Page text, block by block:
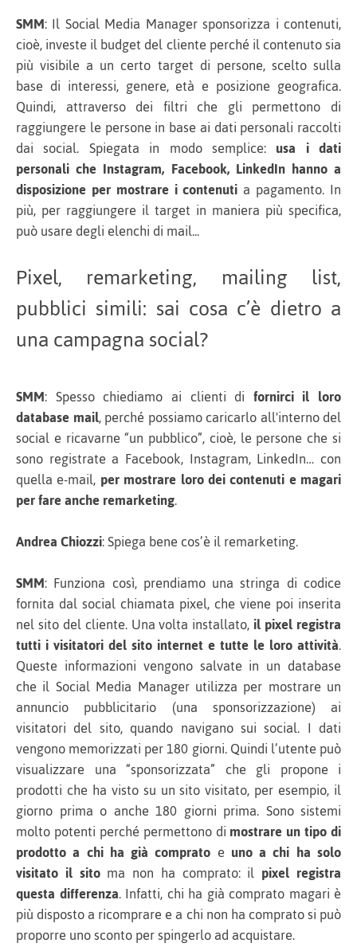
SMM: Il Social Media Manager sponsorizza i contenuti,
cioè, investe il budget del cliente perché il contenuto sia
più visibile a un certo target di persone, scelto sulla
base di interessi, genere, età e posizione geografica.
Quindi, attraverso dei filtri che gli permettono di
raggiungere le persone in base ai dati personali raccolti
dai social. Spiegata in modo semplice: usa i dati
personali che Instagram, Facebook, LinkedIn hanno a
disposizione per mostrare i contenuti a pagamento. In
più, per raggiungere il target in maniera più specifica,
può usare degli elenchi di mail...
Pixel, remarketing, mailing list,
pubblici simili: sai cosa c’è dietro a
una campagna social?
SMM: Spesso chiediamo ai clienti di fornirci il loro
database mail, perché possiamo caricarlo all'interno del
social e ricavarne “un pubblico”, cioè, le persone che si
sono registrate a Facebook, Instagram, LinkedIn… con
quella e-mail, per mostrare loro dei contenuti e magari
per fare anche remarketing.
Andrea Chiozzi: Spiega bene cos’è il remarketing.
SMM: Funziona così, prendiamo una stringa di codice
fornita dal social chiamata pixel, che viene poi inserita
nel sito del cliente. Una volta installato,il pixel registra
tutti i visitatori del sito internet e tutte le loro attività.
Queste informazioni vengono salvate in un database
che il Social Media Manager utilizza per mostrare un
annuncio pubblicitario (una sponsorizzazione) ai
visitatori del sito, quando navigano sui social. I dati
vengono memorizzati per 180 giorni. Quindi l’utente può
visualizzare una “sponsorizzata” che gli propone i
prodotti che ha visto su un sito visitato, per esempio, il
giorno prima o anche 180 giorni prima. Sono sistemi
molto potenti perché permettono dimostrare un tipo di
prodotto a chi ha già comprato e uno a chi ha solo
visitato il sitoma non ha comprato: il pixel registra
questa differenza. Infatti, chi ha già comprato magari è
più disposto a ricomprare e a chi non ha comprato si può
proporre uno sconto per spingerlo ad acquistare.